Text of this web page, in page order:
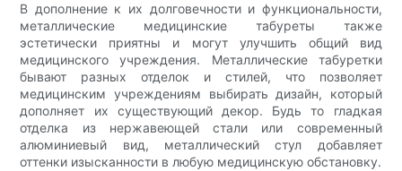
В дополнение к их долговечности и функциональности,
металлические медицинские табуреты также
эстетически приятны и могут улучшить общий вид
медицинского учреждения. Металлические табуретки
бывают разных отделок и стилей, что позволяет
медицинским учреждениям выбирать дизайн, который
дополняет их существующий декор. Будь то гладкая
отделка из нержавеющей стали или современный
алюминиевый вид, металлический стул добавляет
оттенки изысканности в любую медицинскую обстановку.